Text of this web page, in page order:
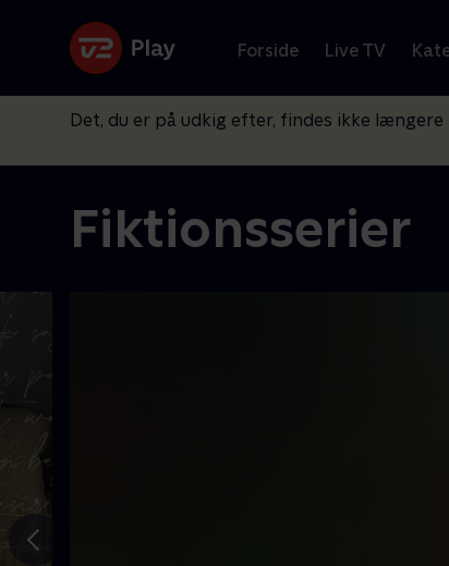
Forside Live TV
Det, du er på udkig efter, findes ikke
Fiktionsserier
Gå til